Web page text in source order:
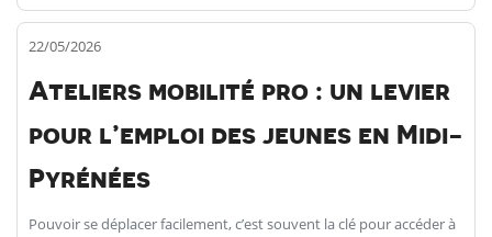
22/05/2026
Ateliers mobilité pro : un levier
pour l’emploi des jeunes en Midi-
Pyrénées
Pouvoir se déplacer facilement, c’est souvent la clé pour accéder à